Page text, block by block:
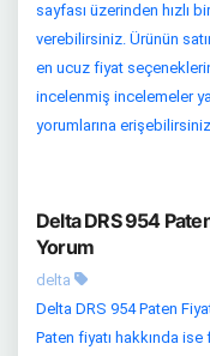
sayfası üzerinden hızlı
verebilirsiniz. Ürünün
en ucuz fiyat
incelenmiş incelemeler
yorumlarına
Delta DRS 954
Yorum
delta
Delta DRS 954 Paten
Paten fiyatı hakkında